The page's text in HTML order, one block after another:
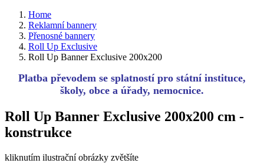
Home
Reklamní bannery
Přenosné bannery
Roll Up Exclusive
Roll Up Banner Exclusive 200x200
Platba převodem se splatností pro státní instituce,
školy, obce a úřady, nemocnice.
Roll Up Banner Exclusive 200x200 cm -
konstrukce
kliknutím ilustrační obrázky zvětšíte